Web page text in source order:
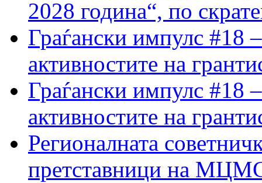
2028 година“, по
Граѓански импулс #18
активностите на
Граѓански импулс #18
активностите на
Регионалната
претставници на МЦМС